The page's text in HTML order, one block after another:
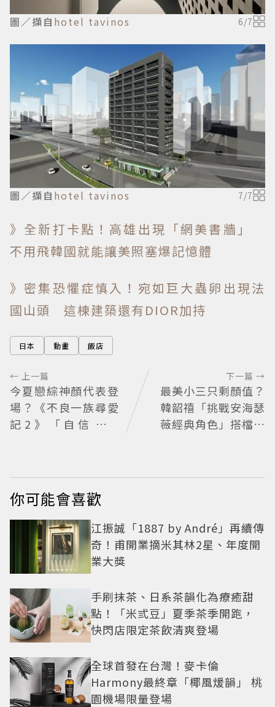
圖／擷自 hotel tavinos 6/7
圖／擷自 hotel tavinos 7/7
》全新打卡點！高雄出現「網美書牆」
不用飛韓國就能讓美照塞爆記憶體
》密集恐懼症慎入！宛如巨大蟲卵出現法
國山頭 這棟建築還有DIOR加持
日本 動畫 飯店
← 上一篇
今夏戀綜神顏代表登
場？《不良一族尋愛
記2》「自信公關
闆
下一篇 →
最美小三只剩顏值？
韓韶禧「挑戰安海瑟
薇經典角色」搭檔影
你可能會喜歡
江振誠「1887 by André」再續傳
奇！甫開業摘米其林2星、年度開
業大獎
手刷抹茶、日系茶韻化為療癒甜
點！「米弎豆」夏季茶季開跑，
快閃店限定茶飲清爽登場
全球首發在台灣！麥卡倫
Harmony最終章「椰風煖韻」 桃
園機場限量登場